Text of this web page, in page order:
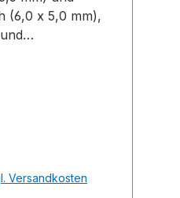
(6,0 x 5,0 mm),
Versandkosten